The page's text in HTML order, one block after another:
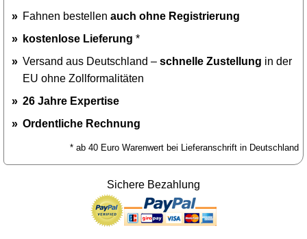
Fahnen bestellen auch ohne Registrierung
kostenlose Lieferung *
Versand aus Deutschland – schnelle Zustellung in der
EU ohne Zollformalitäten
26 Jahre Expertise
Ordentliche Rechnung
* ab 40 Euro Warenwert bei Lieferanschrift in Deutschland
Sichere Bezahlung